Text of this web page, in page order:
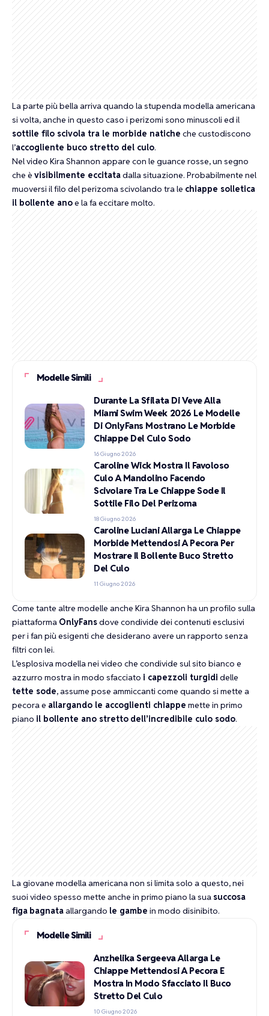
La parte più bella arriva quando la stupenda modella americana
si volta, anche in questo caso i perizomi sono minuscoli ed il
sottile filo scivola tra le morbide natiche che custodiscono
l’accogliente buco stretto del culo.
Nel video Kira Shannon appare con le guance rosse, un segno
che è visibilmente eccitatadalla situazione. Probabilmente nel
muoversi il filo del perizoma scivolando tra le chiappe solletica
il bollente anoe la fa eccitare molto.
Modelle Simili
Durante La Sfilata Di Veve Alla
Miami Swim Week 2026 Le Modelle
Di OnlyFans Mostrano Le Morbide
Chiappe Del Culo Sodo
16 Giugno 2026
Caroline Wick Mostra Il Favoloso
Culo A Mandolino Facendo
Scivolare Tra Le Chiappe Sode Il
Sottile Filo Del Perizoma
18 Giugno 2026
Caroline Luciani Allarga Le Chiappe
Morbide Mettendosi A Pecora Per
Mostrare Il Bollente Buco Stretto
Del Culo
11 Giugno 2026
Come tante altre modelle anche Kira Shannon ha un profilo sulla
piattaforma OnlyFansdove condivide dei contenuti esclusivi
per i fan più esigenti che desiderano avere un rapporto senza
filtri con lei.
L’esplosiva modella nei video che condivide sul sito bianco e
azzurro mostra in modo sfacciato i capezzoli turgidi delle
tette sode, assume pose ammiccanti come quando si mette a
pecora e allargando le accoglienti chiappe mette in primo
piano il bollente ano stretto dell’incredibile culo sodo.
La giovane modella americana non si limita solo a questo, nei
suoi video spesso mette anche in primo piano la sua succosa
figa bagnataallargando le gambe in modo disinibito.
Modelle Simili
Anzhelika Sergeeva Allarga Le
Chiappe Mettendosi A Pecora E
Mostra In Modo Sfacciato Il Buco
Stretto Del Culo
10 Giugno 2026